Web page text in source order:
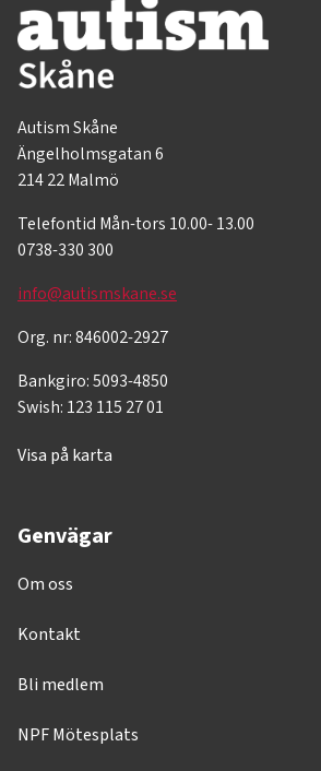
Autism Skåne
Ängelholmsgatan 6
214 22 Malmö
Telefontid Mån-tors 10.00- 13.00
0738-330 300
info@autismskane.se
Org. nr: 846002-2927
Bankgiro: 5093-4850
Swish: 123 115 27 01
Visa på karta
Genvägar
Om oss
Kontakt
Bli medlem
NPF Mötesplats